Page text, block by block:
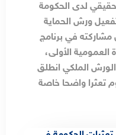
حقيقي لدى الحكومة
ورش الحماية
مشاركته في برنامج
الأولى،
2024، إن هذا الورش الملكي انطلق
تعثرا واضحا خاصة